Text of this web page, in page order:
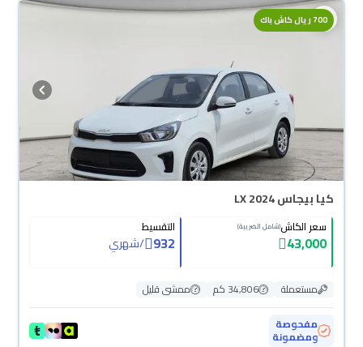
700 ريال كاش باك
كيا بيجاس LX 2024
سعر الكاش(شامل الضريبة)
43,000
التقسيط
932
/شهري
مستعملة 34,806 كم
ممشى قليل
مفحوصة
ومضمونة